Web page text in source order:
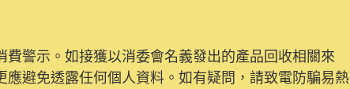
警示。如接獲以消委會名義發出的產品回收相關來
避免透露任何個人資料。如有疑問，請致電防騙易熱